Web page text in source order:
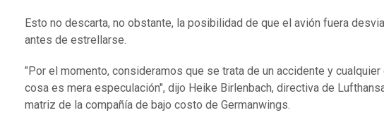
Esto no descarta, no obstante, la posibilidad de que el avión fuera
antes de estrellarse.
"Por el momento, consideramos que se trata de un accidente y cualquier
cosa es mera especulación", dijo Heike Birlenbach, directiva de
matriz de la compañía de bajo costo de Germanwings.